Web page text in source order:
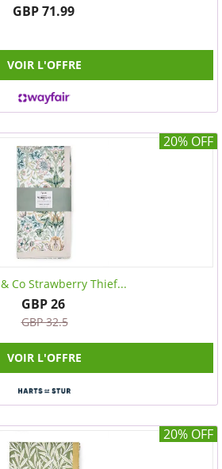
GBP 71.99
VOIR L'OFFRE
20% OFF
Co Strawberry Thief...
GBP 26
GBP 32.5
VOIR L'OFFRE
20% OFF